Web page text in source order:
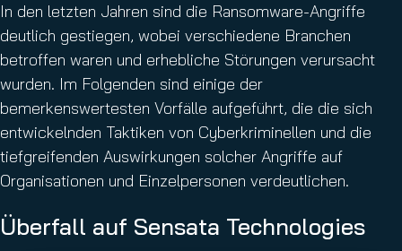
In den letzten Jahren sind die Ransomware-Angriffe
deutlich gestiegen, wobei verschiedene Branchen
betroffen waren und erhebliche Störungen verursacht
wurden. Im Folgenden sind einige der
bemerkenswertesten Vorfälle aufgeführt, die die sich
entwickelnden Taktiken von Cyberkriminellen und die
tiefgreifenden Auswirkungen solcher Angriffe auf
Organisationen und Einzelpersonen verdeutlichen.
Überfall auf Sensata Technologies